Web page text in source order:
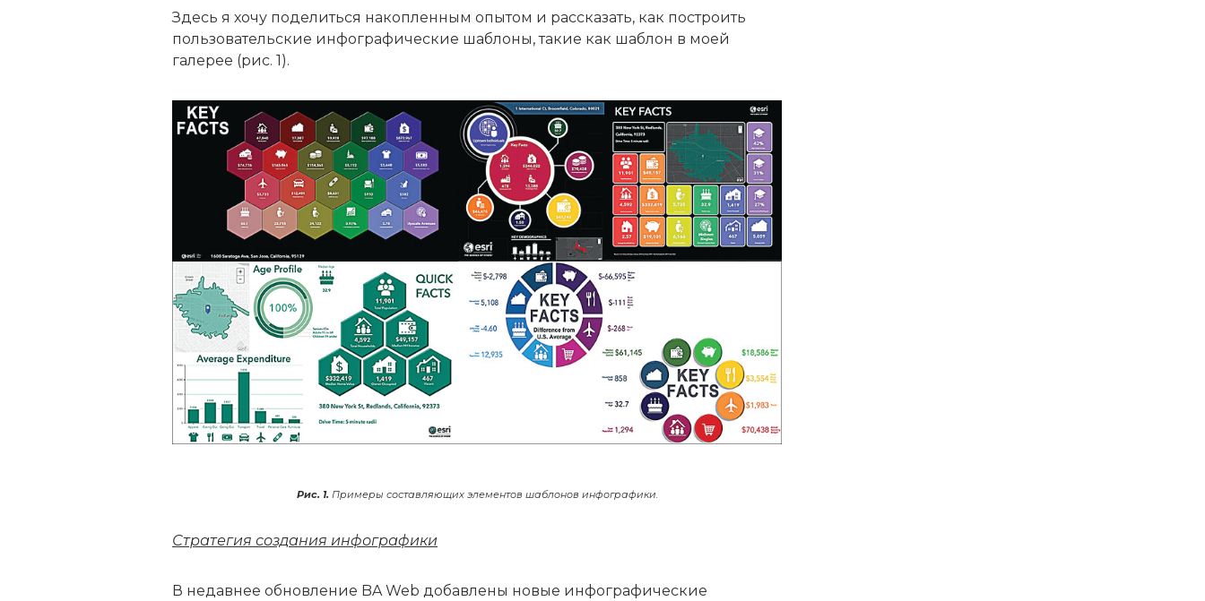
Здесь я хочу поделиться накопленным опытом и рассказать, как построить
пользовательские инфографические шаблоны, такие как шаблон в моей
галерее (рис. 1).
Рис. 1. Примеры составляющих элементов шаблонов инфографики.
Стратегия создания инфографики
В недавнее обновление BA Web добавлены новые инфографические